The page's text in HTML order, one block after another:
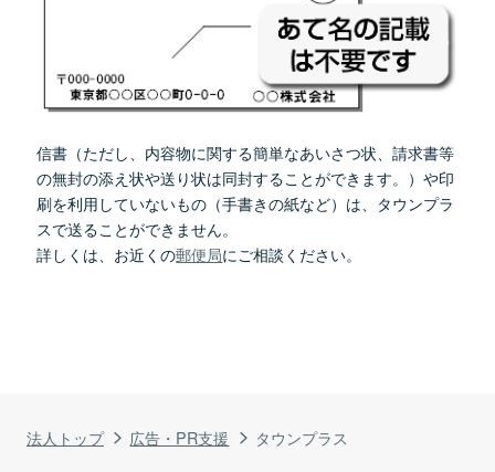
法人トップ 広告・PR支援 タウンプラス
信書（ただし、内容物に関する簡単なあいさつ状、請求書等
の無封の添え状や送り状は同封することができます。）や印
刷を利用していないもの（手書きの紙など）は、タウンプラ
スで送ることができません。
詳しくは、お近くの郵便局にご相談ください。